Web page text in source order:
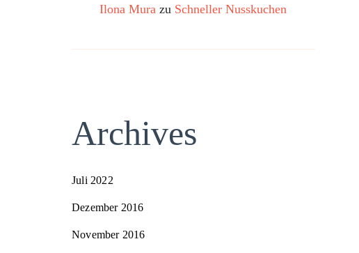
Ilona Mura zu Schneller Nusskuchen
Archives
Juli 2022
Dezember 2016
November 2016